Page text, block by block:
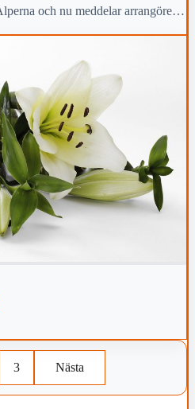
och nu meddelar arrangören
och dessutom utökar med
3 Nästa